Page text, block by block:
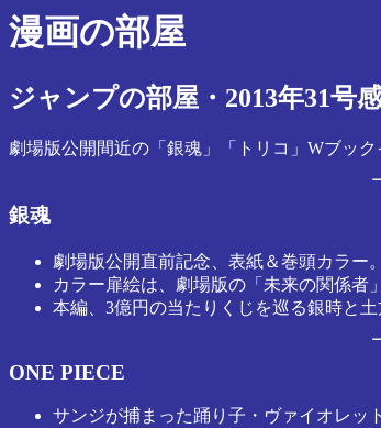
漫画の部屋
ジャンプの部屋・2013年31号
劇場版公開間近の「銀魂」「トリコ」Wブッ
銀魂
劇場版公開直前記念、表紙＆巻頭カラー。
カラー扉絵は、劇場版の「未来の関係者
本編、3億円の当たりくじを巡る銀時と
ONE PIECE
サンジが捕まった踊り子・ヴァイオレッ